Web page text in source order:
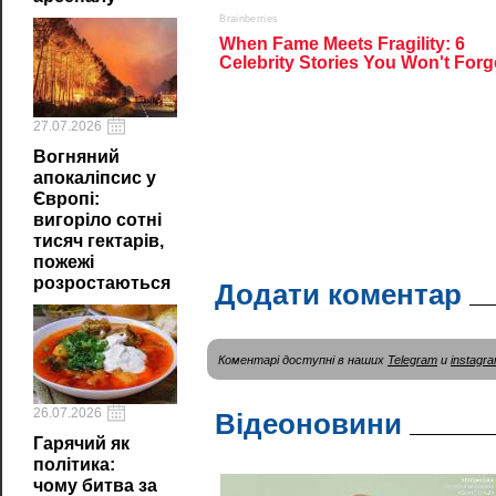
27.07.2026
Вогняний
апокаліпсис у
Європі:
вигоріло сотні
тисяч гектарів,
пожежі
розростаються
26.07.2026
Гарячий як
політика:
чому битва за
Додати коментар
Коментарі доступні в наших Telegram и
Відеоновини